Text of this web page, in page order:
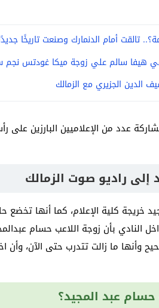
تالقت أمام الدنمارك وصنعت تاريخًا
هيفا سالم علي زوجة ميكا غودتس نجم
الجزيري مع الزمالك
عدد من الإعلاميين البارزين على
راديو صوت الزمالك
كلية الإعلام، كما أنها تخضع
النادي بأن زوجة اللاعب حسام
وأنها ما زالت تتدرب حتى الآن، وأن
عبد المجيد؟